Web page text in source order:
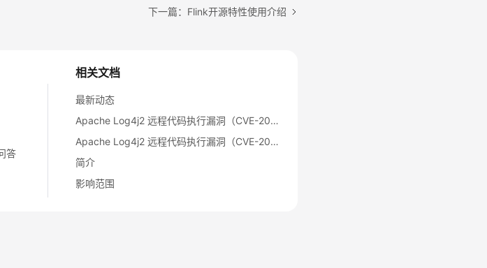
下一篇：Flink开源特性使用介绍
相关文档
最新动态
Apache Log4j2 远程代码执行漏洞（CVE-2021-44228）公告
Apache Log4j2 远程代码执行漏洞（CVE-2021-44228）修复指导
简介
影响范围
答